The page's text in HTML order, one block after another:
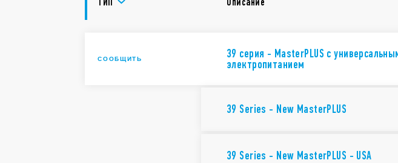
СООБЩИТЬ 39 серия - MasterPLUS с
электропитанием
39 Series - New MasterPLUS
39 Series - New MasterPLUS - USA